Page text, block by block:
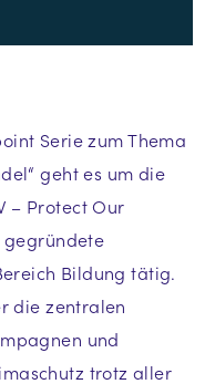
Serie zum Thema
geht es um die
– Protect Our
gegründete
Bildung tätig.
die zentralen
und
trotz aller